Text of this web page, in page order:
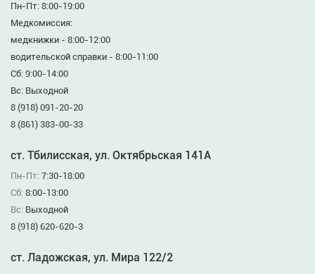
Пн-Пт: 8:00-19:00
Медкомиссия:
медкнижки - 8:00-12:00
водительской справки - 8:00-11:00
Сб: 9:00-14:00
Вс: Выходной
8 (918) 091-20-20
8 (861) 383-00-33
ст. Тбилисская, ул. Октябрьская 141А
Пн-Пт: 7:30-18:00
Сб: 8:00-13:00
Вс: Выходной
8 (918) 620-620-3
ст. Ладожская, ул. Мира 122/2